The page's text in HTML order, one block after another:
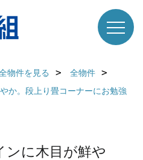
物件を見る
全物件
か。段上り畳コーナーにお勉強
ンに木目が鮮や